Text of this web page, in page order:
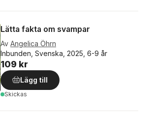
Lätta fakta om svampar
Av Angelica Öhrn
Inbunden, Svenska, 2025, 6-9 år
109 kr
Lägg till
Skickas